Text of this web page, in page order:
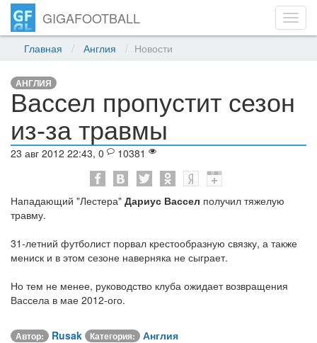
GIGAFOOTBALL
Главная Англия Новости
АНГЛИЯ
Вассел пропустит сезон
из-за травмы
23 авг 2012 22:43, 0 10381
Нападающий "Лестера" Дариус Вассел получил тяжелую
травму.
31-летний футболист порвал крестообразную связку, а также
мениск и в этом сезоне наверняка не сыграет.
Но тем не менее, руководство клуба ожидает возвращения
Вассела в мае 2012-ого.
Автор: Rusak Категория:
Англия